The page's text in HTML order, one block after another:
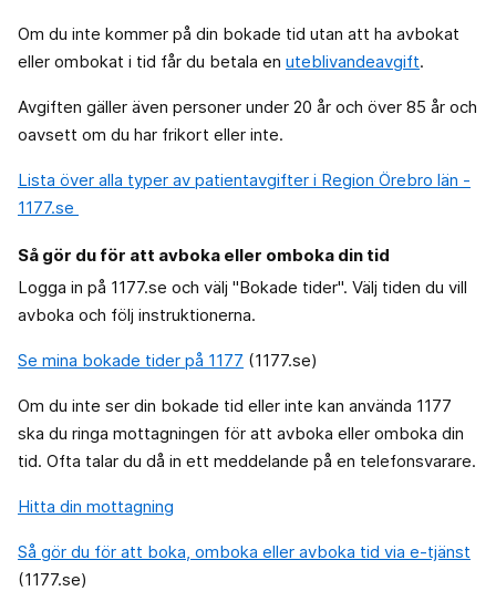
Om du inte kommer på din bokade tid utan att ha avbokat
eller ombokat i tid får du betala en uteblivandeavgift.
Avgiften gäller även personer under 20 år och över 85 år och
oavsett om du har frikort eller inte.
Lista över alla typer av patientavgifter i Region Örebro län -
1177.se
Så gör du för att avboka eller omboka din tid
Logga in på 1177.se och välj "Bokade tider". Välj tiden du vill
avboka och följ instruktionerna.
Se mina bokade tider på 1177 (1177.se)
Om du inte ser din bokade tid eller inte kan använda 1177
ska du ringa mottagningen för att avboka eller omboka din
tid. Ofta talar du då in ett meddelande på en telefonsvarare.
Hitta din mottagning
Så gör du för att boka, omboka eller avboka tid via e-tjänst
(1177.se)